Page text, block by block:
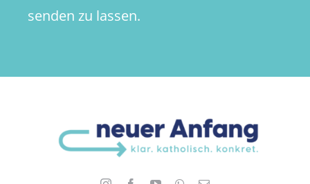
senden zu lassen.